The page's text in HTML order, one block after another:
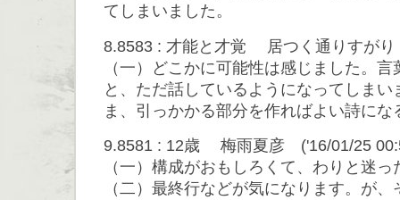
てしまいました。
8.8583 : 才能と才覚 居つく通りすが
（一）どこかに可能性は感じました。
と、ただ話しているようになってしま
ま、引っかかる部分を作ればよい詩にな
9.8581 : 12歳 梅雨夏彦 ('16/01/25
（一）構成がおもしろくて、わりと迷
（二）最終行などが気になります。が